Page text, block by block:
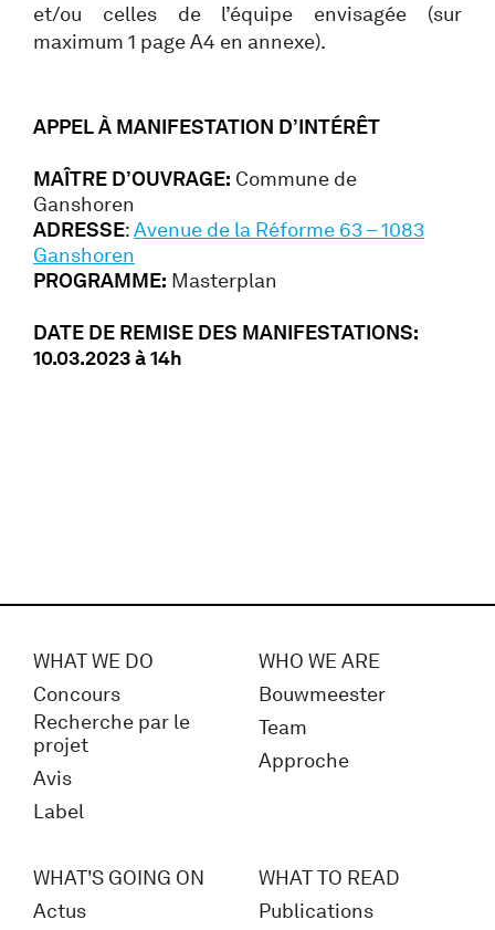
et/ou celles de l’équipe envisagée (sur
maximum 1 page A4 en annexe).
APPEL À MANIFESTATION D’INTÉRÊT
MAÎTRE D’OUVRAGE: Commune de
Ganshoren
ADRESSE:Avenue de la Réforme 63 – 1083
Ganshoren
PROGRAMME: Masterplan
DATE DE REMISE DES MANIFESTATIONS:
10.03.2023 à 14h
WHAT WE DO
Concours
Recherche par le
projet
Avis
Label
WHO WE ARE
Bouwmeester
Team
Approche
WHAT'S GOING ON
Actus
WHAT TO READ
Publications